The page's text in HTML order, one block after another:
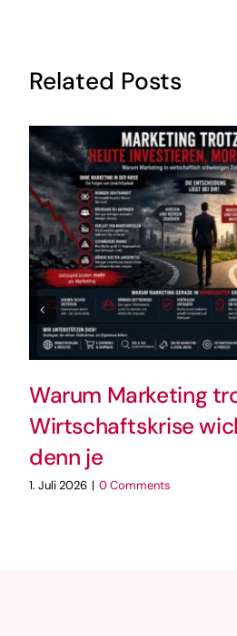
Related Posts
Warum Marketing
Wirtschaftskrise
denn je
1. Juli 2026 | 0 Comments